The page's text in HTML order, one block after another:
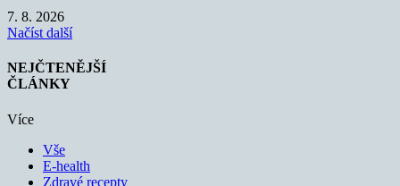
7. 8. 2026
Načíst další
NEJČTENĚJŠÍ
ČLÁNKY
Více
Vše
E-health
Zdravé recepty